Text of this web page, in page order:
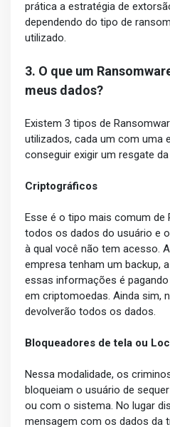
prática a estratégia de
dependendo do tipo de
utilizado.
3. O que um
meus dados?
Existem 3 tipos de
utilizados, cada um com uma
conseguir exigir um resgate
Criptográficos
Esse é o tipo mais comum de
todos os dados do usuário e
à qual você não tem acesso.
empresa tenham um backup,
essas informações é
em criptomoedas. Ainda sim,
devolverão todos os dados.
Bloqueadores de tela ou
Nessa modalidade, os
bloqueiam o usuário de
ou com o sistema. No lugar
mensagem com os dados da